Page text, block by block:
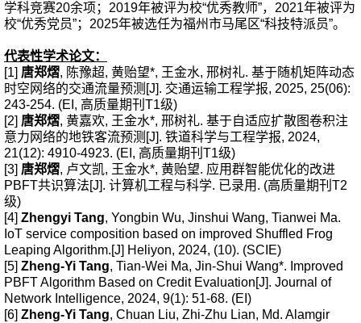
学科竞赛20余项；2019年被评为校“优秀教师”，2021年被评为
校“优秀党员”；2025年被选任为福州市马尾区“科技特派员”。
代表性学术论文：
[1] 唐郑熠, 陈豫超, 黄贻望*, 王金水, 邢树礼. 基于随机矩阵动态
时空网络的交通流量预测[J]. 交通运输工程学报, 2025, 25(06):
243-254. (EI, 高质量期刊T1级)
[2] 唐郑熠, 黄嘉欢, 王金水*, 邢树礼. 基于自适应扩散图卷积注
意力网络的地铁客流预测[J]. 铁道科学与工程学报, 2024,
21(12): 4910-4923. (EI, 高质量期刊T1级)
[3] 唐郑熠, 卢文凯, 王金水*, 黄贻望. 应用群智能优化的改进
PBFT共识算法[J]. 计算机工程与科学. 已录用. (高质量期刊T2
级)
[4] Zhengyi Tang, Yongbin Wu, Jinshui Wang, Tianwei Ma.
IoT service composition based on improved Shuffled Frog
Leaping Algorithm.[J] Heliyon, 2024, (10). (SCIE)
[5] Zheng-Yi Tang, Tian-Wei Ma, Jin-Shui Wang*. Improved
PBFT Algorithm Based on Credit Evaluation[J]. Journal of
Network Intelligence, 2024, 9(1): 51-68. (EI)
[6] Zheng-Yi Tang, Chuan Liu, Zhi-Zhu Lian, Md. Alamgir